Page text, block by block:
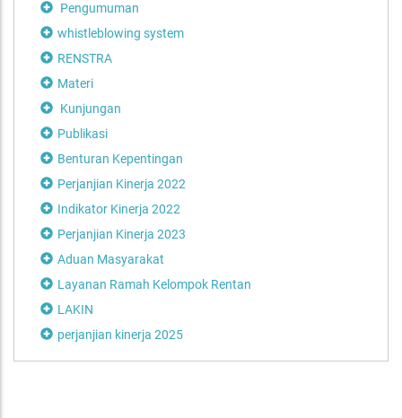
Pengumuman
whistleblowing system
RENSTRA
Materi
Kunjungan
Publikasi
Benturan Kepentingan
Perjanjian Kinerja 2022
Indikator Kinerja 2022
Perjanjian Kinerja 2023
Aduan Masyarakat
Layanan Ramah Kelompok Rentan
LAKIN
perjanjian kinerja 2025